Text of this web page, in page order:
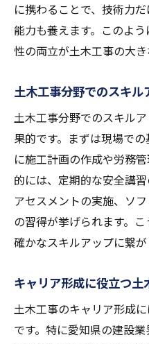
に携わることで、技術力
能力も養えます。このよ
性の両立が土木工事の大き
土木工事分野でのスキル
土木工事分野でのスキル
果的です。まずは現場で
に施工計画の作成や労務
的には、定期的な安全講
アセスメントの実施、ソ
の習得が挙げられます。
確かなスキルアップに繋が
キャリア形成に役立つ
土木工事のキャリア形成
です。特に愛知県の建設